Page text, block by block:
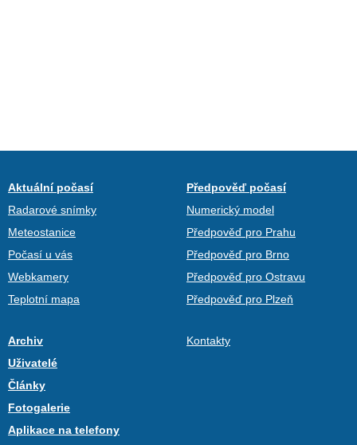
Aktuální počasí
Radarové snímky
Meteostanice
Počasí u vás
Webkamery
Teplotní mapa
Předpověď počasí
Numerický model
Předpověď pro Prahu
Předpověď pro Brno
Předpověď pro Ostravu
Předpověď pro Plzeň
Archiv
Uživatelé
Články
Fotogalerie
Aplikace na telefony
Kontakty